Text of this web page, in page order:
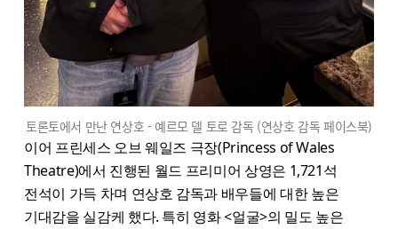
토론토에서 만난 연상호 - 예르모 델 토로 감독 (연상호 감독 페이스북)
이어 프린세스 오브 웨일즈 극장(Princess of Wales
Theatre)에서 진행된 월드 프리미어 상영은 1,721석
전석이 가득 차며 연상호 감독과 배우들에 대한 높은
기대감을 실감케 했다. 특히 영화 <얼굴>의 밀도 높은